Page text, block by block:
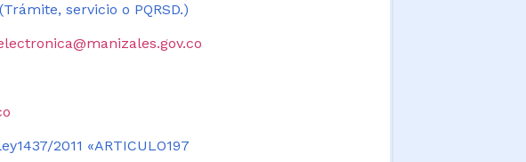
servicio o PQRSD.)
2011 «ARTICULO197